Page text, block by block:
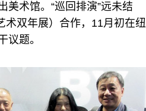
美术馆。“巡回排演”远未结
术双年展）合作，11月初在纽
议题。